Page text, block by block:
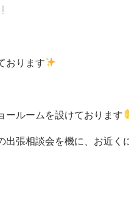
おります
ールームを設けております
出張相談会を機に、お近く